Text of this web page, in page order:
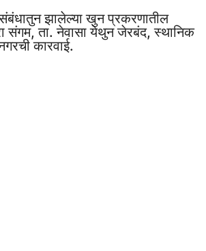
झालेल्या खुन प्रकरणातील
संगम, ता. नेवासा येथुन जेरबंद, स्थानिक
कारवाई.